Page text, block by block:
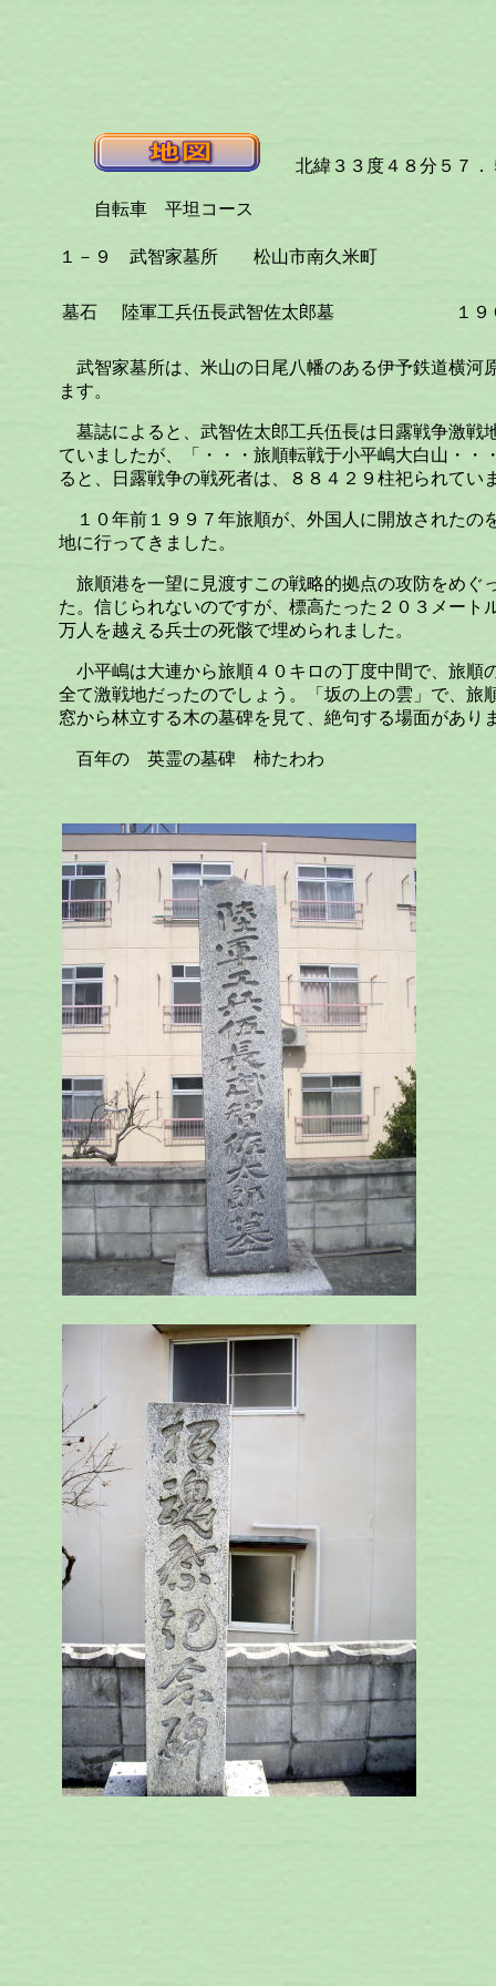
北緯３３度４８分５７．
自転車 平坦コース
１－９ 武智家墓所 松山市南久米町
墓石 陸軍工兵伍長武智佐太郎墓 １
武智家墓所は、米山の日尾八幡のある伊予鉄道横
ます。
墓誌によると、武智佐太郎工兵伍長は日露戦争激
ていましたが、「・・・旅順転戦于小平嶋大白山・
ると、日露戦争の戦死者は、８８４２９柱祀られてい
１０年前１９９７年旅順が、外国人に開放された
地に行ってきました。
旅順港を一望に見渡すこの戦略的拠点の攻防をめ
た。信じられないのですが、標高たった２０３メー
万人を越える兵士の死骸で埋められました。
小平嶋は大連から旅順４０キロの丁度中間で、旅
全て激戦地だったのでしょう。「坂の上の雲」で、
窓から林立する木の墓碑を見て、絶句する場面があり
百年の 英霊の墓碑 柿たわわ